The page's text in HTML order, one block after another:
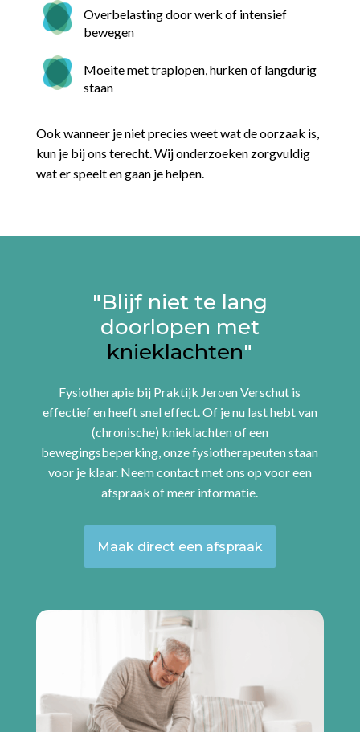
Overbelasting door werk of intensief
bewegen
Moeite met traplopen, hurken of langdurig
staan
Ook wanneer je niet precies weet wat de oorzaak is,
kun je bij ons terecht. Wij onderzoeken zorgvuldig
wat er speelt en gaan je helpen.
"Blijf niet te lang
doorlopen met
knieklachten"
Fysiotherapie bij Praktijk Jeroen Verschut is
effectief en heeft snel effect. Of je nu last hebt van
(chronische) knieklachten of een
bewegingsbeperking, onze fysiotherapeuten staan
voor je klaar. Neem contact met ons op voor een
afspraak of meer informatie.
Maak direct een afspraak